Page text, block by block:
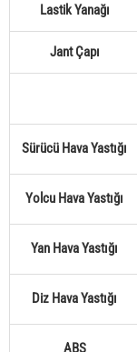
Lastik Yanağı
Jant Çapı
Sürücü Hava Yastığı
Yolcu Hava Yastığı
Yan Hava Yastığı
Diz Hava Yastığı
ABS